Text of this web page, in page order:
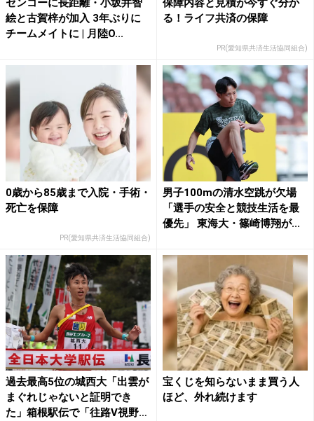
センコーに長距離・小坂井智
絵と古賀梓が加入 3年ぶりに
チームメイトに | 月陸O...
保障内容と見積が今すぐ分か
る！ライフ共済の保障
PR(愛知県共済生活協同組合)
0歳から85歳まで入院・手術・
死亡を保障
PR(愛知県共済生活協同組合)
男子100mの清水空跳が欠場
「選手の安全と競技生活を最
優先」 東海大・篠崎博翔が...
過去最高5位の城西大「出雲が
まぐれじゃないと証明でき
た」箱根駅伝で「往路V視野
宝くじを知らないまま買う人
ほど、外れ続けます